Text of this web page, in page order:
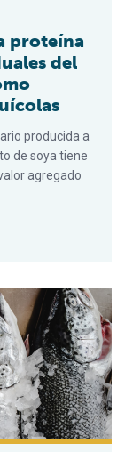
proteína
del
producida a
de soya tiene
agregado
“signos de